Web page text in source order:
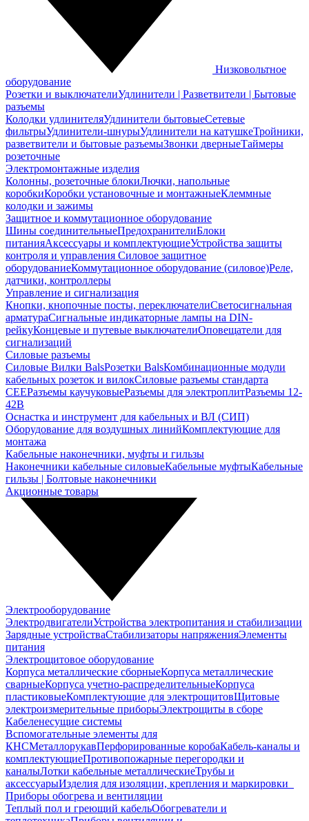
Низковольтное
оборудование
Розетки и выключателиУдлинители | Разветвители | Бытовые
разъемы
Колодки удлинителяУдлинители бытовыеСетевые
фильтрыУдлинители-шнурыУдлинители на катушкеТройники,
разветвители и бытовые разъемыЗвонки дверныеТаймеры
розеточные
Электромонтажные изделия
Колонны, розеточные блокиЛючки, напольные
коробкиКоробки установочные и монтажныеКлеммные
колодки и зажимы
Защитное и коммутационное оборудование
Шины соединительныеПредохранителиБлоки
питанияАксессуары и комплектующиеУстройства защиты
контроля и управления Силовое защитное
оборудованиеКоммутационное оборудование (силовое)Реле,
датчики, контроллеры
Управление и сигнализация
Кнопки, кнопочные посты, переключателиСветосигнальная
арматураСигнальные индикаторные лампы на DIN-
рейкуКонцевые и путевые выключателиОповещатели для
сигнализаций
Силовые разъемы
Силовые Вилки BalsРозетки BalsКомбинационные модули
кабельных розеток и вилокСиловые разъемы стандарта
CEEРазъемы каучуковыеРазъемы для электроплитРазъемы 12-
42В
Оснастка и инструмент для кабельных и ВЛ (СИП)
Оборудование для воздушных линийКомплектующие для
монтажа
Кабельные наконечники, муфты и гильзы
Наконечники кабельные силовыеКабельные муфтыКабельные
гильзы | Болтовые наконечники
Акционные товары
Электрооборудование
ЭлектродвигателиУстройства электропитания и стабилизации
Зарядные устройстваСтабилизаторы напряженияЭлементы
питания
Электрощитовое оборудование
Корпуса металлические сборныеКорпуса металлические
сварныеКорпуса учетно-распределительныеКорпуса
пластиковыеКомплектующие для электрощитовЩитовые
электроизмерительные приборыЭлектрощиты в сборе
Кабеленесущие системы
Вспомогательные элементы для
КНСМеталлорукавПерфорированные коробаКабель-каналы и
комплектующиеПротивопожарные перегородки и
каналыЛотки кабельные металлическиеТрубы и
аксессуарыИзделия для изоляции, крепления и маркировки
Приборы обогрева и вентиляции
Теплый пол и греющий кабельОбогреватели и